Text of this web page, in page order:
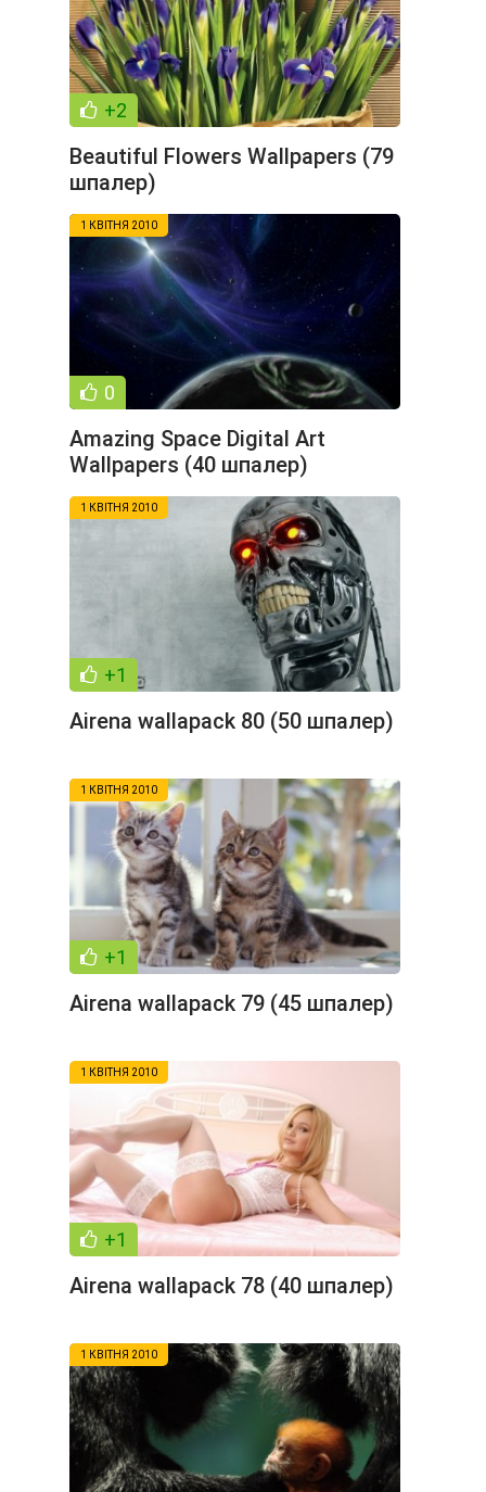
+2
Beautiful Flowers Wallpapers (79
шпалер)
1 КВІТНЯ 2010
0
Amazing Space Digital Art
Wallpapers (40 шпалер)
1 КВІТНЯ 2010
+1
Airena wallapack 80 (50 шпалер)
1 КВІТНЯ 2010
+1
Airena wallapack 79 (45 шпалер)
1 КВІТНЯ 2010
+1
Airena wallapack 78 (40 шпалер)
1 КВІТНЯ 2010